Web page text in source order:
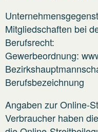
Mitgliedschaften bei
Berufsrecht:
Gewerbeordnung:
Berufsbezeichnung
Angaben zur Online-
Verbraucher haben